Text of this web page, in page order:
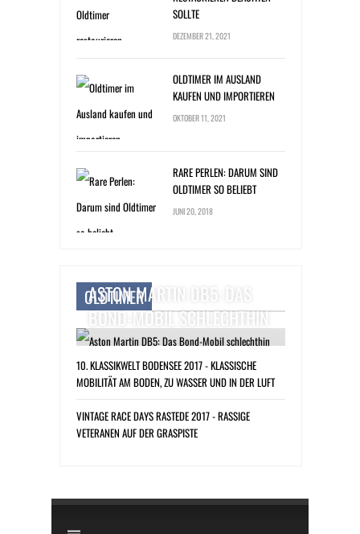
SOLLTE
DEZEMBER 21, 2021
OLDTIMER IM AUSLAND
KAUFEN UND IMPORTIEREN
OKTOBER 11, 2021
RARE PERLEN: DARUM SIND
OLDTIMER SO BELIEBT
JUNI 20, 2018
OLDTIMER
ASTON MARTIN DB5: DAS
BOND-MOBIL SCHLECHTHIN
10. KLASSIKWELT BODENSEE 2017 - KLASSISCHE
MOBILITÄT AM BODEN, ZU WASSER UND IN DER LUFT
VINTAGE RACE DAYS RASTEDE 2017 - RASSIGE
VETERANEN AUF DER GRASPISTE